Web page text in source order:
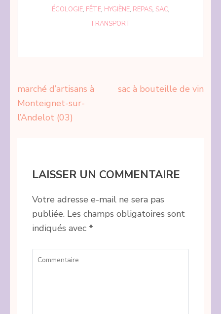
ÉCOLOGIE, FÊTE, HYGIÈNE, REPAS, SAC,
TRANSPORT
Navigation
de
l’article
marché d’artisans à
Monteignet-sur-
l’Andelot (03)
sac à bouteille de vin
LAISSER UN COMMENTAIRE
Votre adresse e-mail ne sera pas
publiée. Les champs obligatoires sont
indiqués avec *
Commentaire